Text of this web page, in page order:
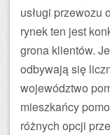
usługi przewozu
rynek ten jest
grona klientów.
odbywają się
województwo
mieszkańcy
różnych opcji